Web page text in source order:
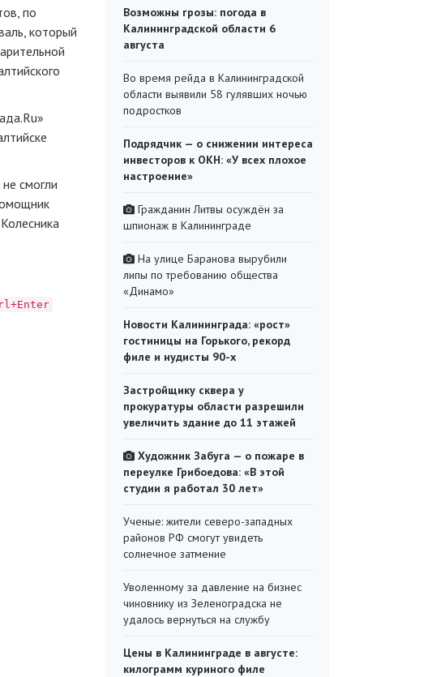
по
который
смогли
Возможны грозы: погода в
Калининградской области 6
августа
Во время рейда в Калининградской
области выявили 58 гулявших ночью
подростков
Подрядчик — о снижении интереса
инвесторов к ОКН: «У всех плохое
настроение»
Гражданин Литвы осуждён за
шпионаж в Калининграде
На улице Баранова вырубили
липы по требованию общества
«Динамо»
Новости Калининграда: «рост»
гостиницы на Горького, рекорд
филе и нудисты 90-х
Застройщику сквера у
прокуратуры области разрешили
увеличить здание до 11 этажей
Художник Забуга — о пожаре в
переулке Грибоедова: «В этой
студии я работал 30 лет»
Ученые: жители северо-западных
районов РФ смогут увидеть
солнечное затмение
Уволенному за давление на бизнес
чиновнику из Зеленоградска не
удалось вернуться на службу
Цены в Калининграде в августе:
килограмм куриного филе